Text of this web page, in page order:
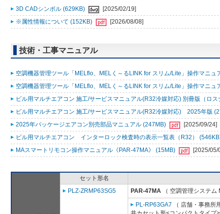
3D CADシンボル (629KB)
[2025/02/19]
※属性情報について (152KB)
[2026/08/08]
技術・工事マニュアル
空調機器管理ツール「MELflo、MELく～るLINK for スリム/Lite」操作マニュ
空調機器管理ツール「MELflo、MELく～るLINK for スリム/Lite」操作マニュ
ビル用マルチエアコン 施工/サービスマニュアル(R32冷媒対応) 別冊版（ロ
ビル用マルチエアコン 施工/サービスマニュアル(R32冷媒対応) 2025年版
2025年パッケージエアコン別売部品マニュアル (247MB)
[2025/09/24]
ビル用マルチエアコン インターロック検査時の表示一覧表（R32）
MAスマートリモコン操作マニュアル《PAR-47MA》 (15MB)
[2025/05/
セット形名
PLZ-ZRMP63SG5
PAR-47MA （ 空調管理システム
PL-RP63GA7 （ 店舗・事務所